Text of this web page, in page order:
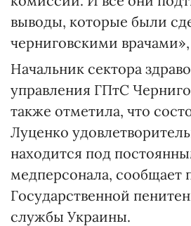
выводы, которые были
черниговскими
Начальник сектора
управления ГПтС
также отметила, что
Луценко
находится под
медперсонала, сообщает
Государственной
службы Украины.